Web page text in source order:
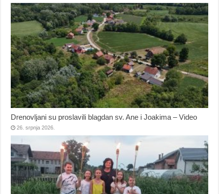
Drenovljani su proslavili blagdan sv. Ane i Joakima – Video
26. srpnja 2026.